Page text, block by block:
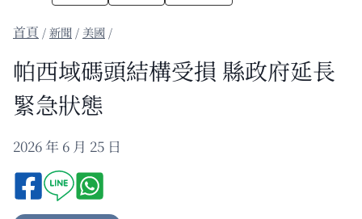
/新聞 / 美國 /
帕西域碼頭結構受損 縣政府延長
緊急狀態
2026 年 6 月 25 日